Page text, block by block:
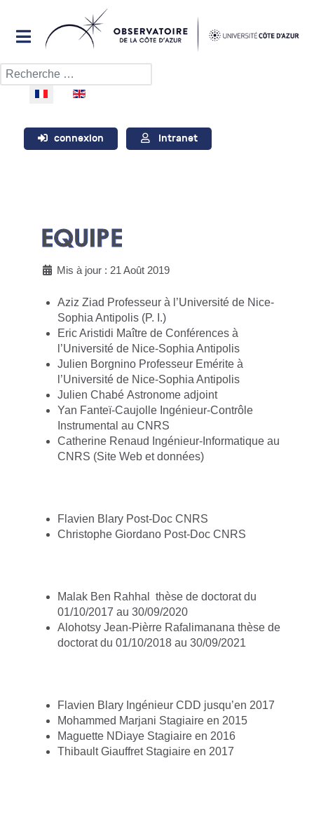
Rechercher
Sélectionnez votre langue
connexion Intranet
EQUIPE
Mis à jour : 21 Août 2019
Aziz Ziad Professeur à l’Université de Nice-
Sophia Antipolis (P. I.)
Eric Aristidi Maître de Conférences à
l’Université de Nice-Sophia Antipolis
Julien Borgnino Professeur Emérite à
l’Université de Nice-Sophia Antipolis
Julien Chabé Astronome adjoint
Yan Fanteï-Caujolle Ingénieur-Contrôle
Instrumental au CNRS
Catherine Renaud Ingénieur-Informatique au
CNRS (Site Web et données)
Flavien Blary Post-Doc CNRS
Christophe Giordano Post-Doc CNRS
Malak Ben Rahhal
thèse de doctorat du
01/10/2017 au 30/09/2020
Alohotsy Jean-Pièrre Rafalimanana thèse de
doctorat du 01/10/2018 au 30/09/2021
Flavien Blary Ingénieur CDD jusqu’en 2017
Mohammed Marjani Stagiaire en 2015
Maguette NDiaye Stagiaire en 2016
Thibault Giauffret Stagiaire en 2017